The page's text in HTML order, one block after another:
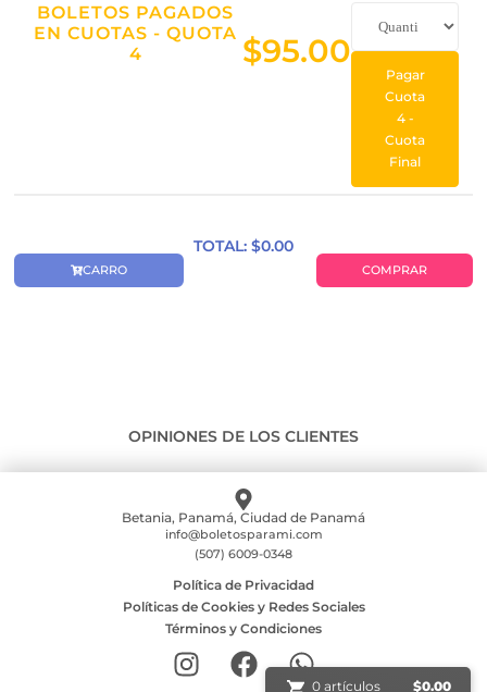
BOLETOS PAGADOS
EN CUOTAS - QUOTA
4
$95.00
Pagar
Cuota
4 -
Cuota
Final
TOTAL: $0.00
CARRO COMPRAR
OPINIONES DE LOS CLIENTES
Betania, Panamá, Ciudad de Panamá
info@boletosparami.com
(507) 6009-0348
Política de Privacidad
Políticas de Cookies y Redes Sociales
Términos y Condiciones
0 artículos $0.00